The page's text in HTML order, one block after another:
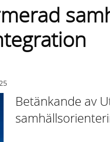
Betänkande av